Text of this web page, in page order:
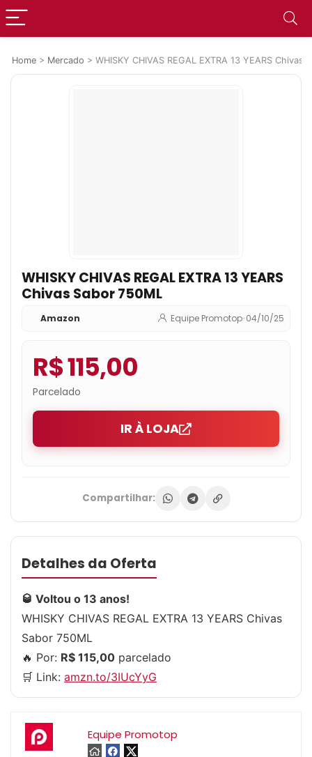
Home > Mercado > WHISKY CHIVAS REGAL EXTRA 13 YEARS Chivas
WHISKY CHIVAS REGAL EXTRA 13 YEARS
Chivas Sabor 750ML
Amazon Equipe Promotop•04/10/25
R$ 115,00
Parcelado
IR À LOJA
Compartilhar:
Detalhes da Oferta
🥃 Voltou o 13 anos!
WHISKY CHIVAS REGAL EXTRA 13 YEARS Chivas
Sabor 750ML
🔥 Por: R$ 115,00 parcelado
🛒 Link: amzn.to/3IUcYyG
Equipe Promotop